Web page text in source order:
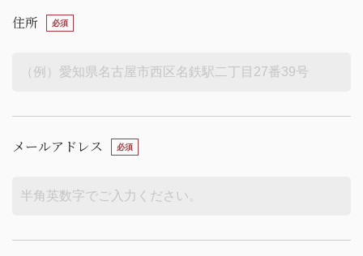
住所
メールアドレス